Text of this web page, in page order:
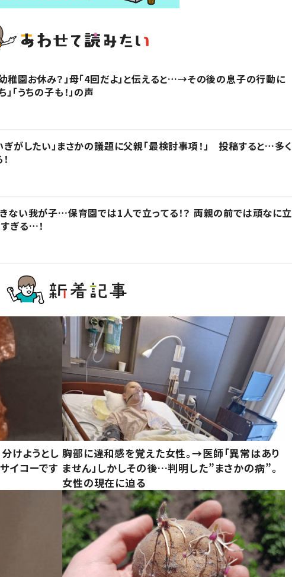
稚園お休み？」母「4回だよ」と伝えると…→その後の息子の行動に
「うちの子も！」の声
ぎがしたい」まさかの議題に父親「最検討事項！」 投稿すると…多く
ない我が子…保育園では1人で立ってる！？ 両親の前では頑なに立
ぎる…！
けようとし
イコーです
胸部に違和感を覚えた女性。→医師「異常はあり
ません」しかしその後…判明した”まさかの病”。
女性の現在に迫る